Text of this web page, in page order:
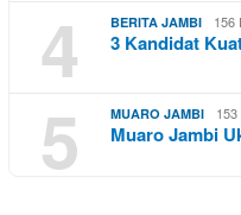
4 BERITA JAMBI 156
3 Kandidat
5 MUARO JAMBI 153
Muaro Jambi